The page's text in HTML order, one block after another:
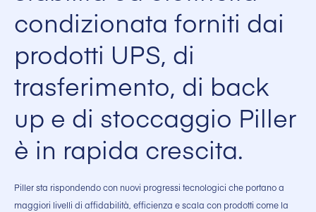
condizionata forniti dai
prodotti UPS, di
trasferimento, di back
up e di stoccaggio Piller
è in rapida crescita.
Piller sta rispondendo con nuovi progressi tecnologici che portano a
maggiori livelli di affidabilità, efficienza e scala con prodotti come la